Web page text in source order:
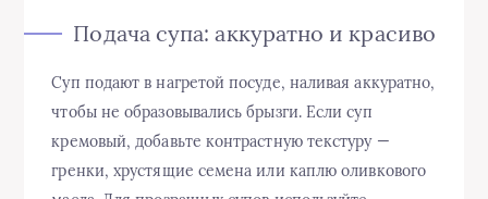
Подача супа: аккуратно и красиво
Суп подают в нагретой посуде, наливая аккуратно,
чтобы не образовывались брызги. Если суп
кремовый, добавьте контрастную текстуру —
гренки, хрустящие семена или каплю оливкового